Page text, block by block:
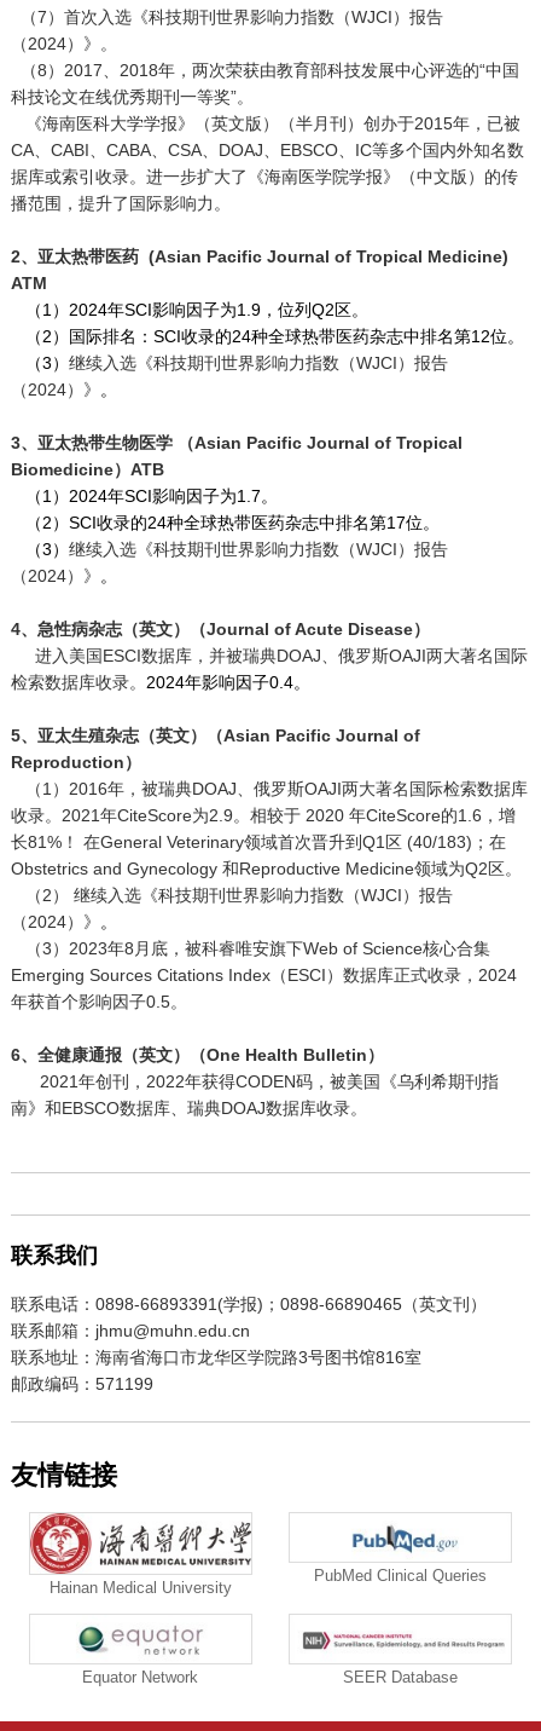
（7）首次入选《科技期刊世界影响力指数（WJCI）报告
（2024）》。
（8）2017、2018年，两次荣获由教育部科技发展中心评选的“中国
科技论文在线优秀期刊一等奖”。
《海南医科大学学报》（英文版）（半月刊）创办于2015年，已被
CA、CABI、CABA、CSA、DOAJ、EBSCO、IC等多个国内外知名数
据库或索引收录。进一步扩大了《海南医学院学报》（中文版）的传
播范围，提升了国际影响力。
2、亚太热带医药 (Asian Pacific Journal of Tropical Medicine)
ATM
（1）2024年SCI影响因子为1.9，位列Q2区。
（2）国际排名：SCI收录的24种全球热带医药杂志中排名第12位。
（3） 继续入选《科技期刊世界影响力指数（WJCI）报告
（2024）》 。
3、亚太热带生物医学 （Asian Pacific Journal of Tropical
Biomedicine）ATB
（1）2024年SCI影响因子为1.7。
（2）SCI收录的24种全球热带医药杂志中排名第17位。
（3） 继续入选《科技期刊世界影响力指数（WJCI）报告
（2024）》 。
4、急性病杂志（英文）（Journal of Acute Disease）
进入美国ESCI数据库，并被瑞典DOAJ、俄罗斯OAJI两大著名国际
检索数据库收录。 2024年影响因子0.4。
5、亚太生殖杂志（英文）（Asian Pacific Journal of
Reproduction）
（1）2016年，被瑞典DOAJ、俄罗斯OAJI两大著名国际检索数据库
收录。 2021年CiteScore为2.9。 相较于 2020 年CiteScore的1.6，增
长81%！ 在General Veterinary领域首次晋升到Q1区 (40/183)；在
Obstetrics and Gynecology 和Reproductive Medicine领域为Q2区。
（2） 继续入选《科技期刊世界影响力指数（WJCI）报告
（2024）》 。
（3）2023年8月底，被科睿唯安旗下Web of Science核心合集
Emerging Sources Citations Index（ESCI）数据库正式收录，2024
年获首个影响因子0.5。
6、全健康通报（英文）（One Health Bulletin）
2021年创刊，2022年获得CODEN码，被美国《乌利希期刊指
南》和EBSCO数据库、瑞典DOAJ数据库收录。
联系我们
联系电话：0898-66893391(学报)；0898-66890465（英文刊）
联系邮箱：jhmu@muhn.edu.cn
联系地址：海南省海口市龙华区学院路3号图书馆816室
邮政编码：571199
友情链接
Hainan Medical University
PubMed Clinical Queries
Equator Network SEER Database